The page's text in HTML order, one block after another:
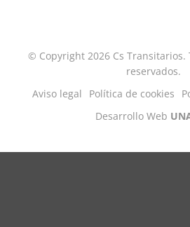
© Copyright 2026 Cs Transitarios.
reservados.
Aviso legal
Política de cookies
Desarrollo Web